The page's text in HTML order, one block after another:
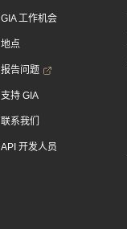
GIA 工作机会
地点
报告问题
支持 GIA
联系我们
API 开发人员